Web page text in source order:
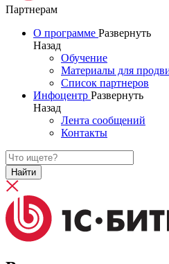
Партнерам
О программе Развернуть
Назад
Обучение
Материалы для
Список партнеров
Инфоцентр Развернуть
Назад
Лента сообщений
Контакты
Найти